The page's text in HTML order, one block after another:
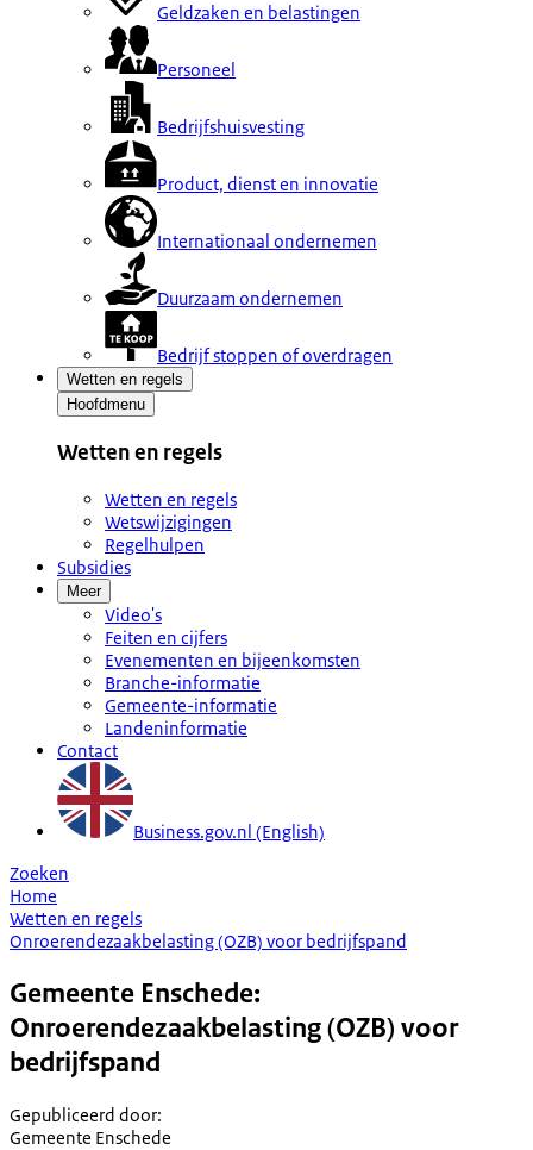
Geldzaken en belastingen
Personeel
Bedrijfshuisvesting
Product, dienst en innovatie
Internationaal ondernemen
Duurzaam ondernemen
Bedrijf stoppen of overdragen
Wetten en regels
Hoofdmenu
Wetten en regels
Wetten en regels
Wetswijzigingen
Regelhulpen
Subsidies
Meer
Video's
Feiten en cijfers
Evenementen en bijeenkomsten
Branche-informatie
Gemeente-informatie
Landeninformatie
Contact
Business.gov.nl (English)
Zoeken
Home
Wetten en regels
Onroerendezaakbelasting (OZB) voor bedrijfspand
Gemeente Enschede:
Onroerendezaakbelasting (OZB) voor
bedrijfspand
Gepubliceerd door:
Gemeente Enschede